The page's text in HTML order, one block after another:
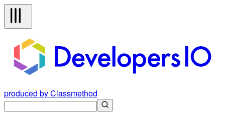
produced by Classmethod